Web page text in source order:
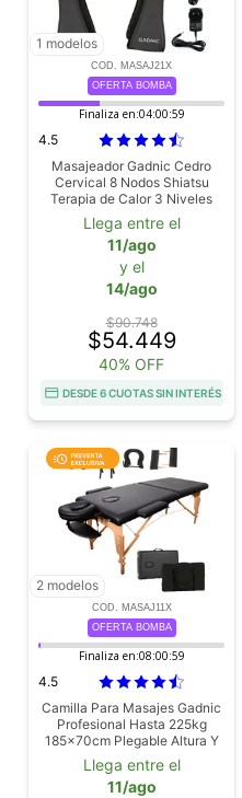
1 modelos
COD. MASAJ21X
OFERTA BOMBA
Finaliza en:04:00:58
4.5
Masajeador Gadnic Cedro
Cervical 8 Nodos Shiatsu
Terapia de Calor 3 Niveles
Llega entre el
11/ago
y el
14/ago
$90.748
$54.449
40% OFF
DESDE 6 CUOTAS SIN INTERÉS
2 modelos
COD. MASAJ11X
OFERTA BOMBA
Finaliza en:08:00:58
4.5
Camilla Para Masajes Gadnic
Profesional Hasta 225kg
185x70cm Plegable Altura Y
Reposacabezas Regulable
Llega entre el
11/ago